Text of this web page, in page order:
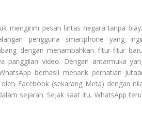
mengirim pesan lintas negara tanpa
pengguna smartphone yang
dengan menambahkan fitur-fitur
panggilan video. Dengan antarmuka
berhasil menarik perhatian
Facebook (sekarang Meta) dengan
sejarah. Sejak saat itu, WhatsApp